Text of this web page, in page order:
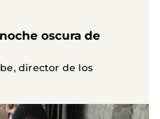
oscura de
director de los